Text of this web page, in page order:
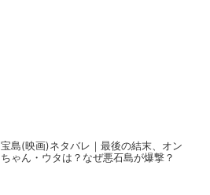
宝島(映画)ネタバレ｜最後の結末、オン
ちゃん・ウタは？なぜ悪石島が爆撃？